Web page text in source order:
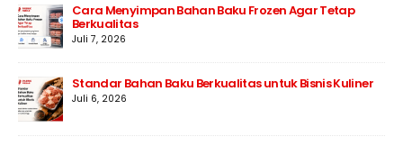
Cara Menyimpan Bahan Baku Frozen Agar Tetap
Berkualitas
Juli 7, 2026
Standar Bahan Baku Berkualitas untuk Bisnis Kuliner
Juli 6, 2026